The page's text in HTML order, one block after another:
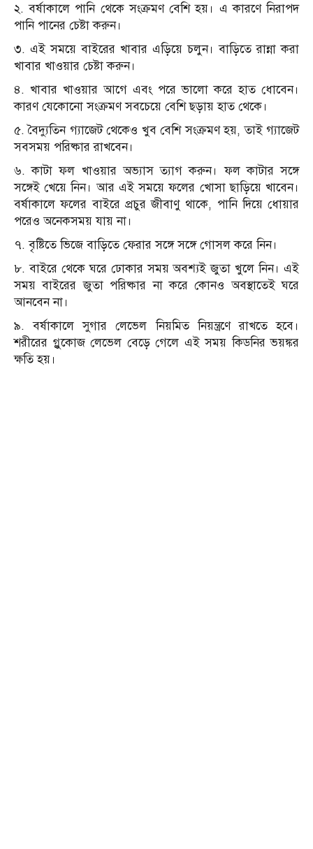
২. বর্ষাকালে পানি থেকে সংক্রমণ বেশি হয়। এ কারণে নিরাপদ
পানি পানের চেষ্টা করুন।
৩. এই সময়ে বাইরের খাবার এড়িয়ে চলুন। বাড়িতে রান্না করা
খাবার খাওয়ার চেষ্টা করুন।
৪. খাবার খাওয়ার আগে এবং পরে ভালো করে হাত ধোবেন।
কারণ যেকোনো সংক্রমণ সবচেয়ে বেশি ছড়ায় হাত থেকে।
৫. বৈদ্যুতিন গ্যাজেট থেকেও খুব বেশি সংক্রমণ হয়, তাই গ্যাজেট
সবসময় পরিষ্কার রাখবেন।
৬. কাটা ফল খাওয়ার অভ্যাস ত্যাগ করুন। ফল কাটার সঙ্গে
সঙ্গেই খেয়ে নিন। আর এই সময়ে ফলের খোসা ছাড়িয়ে খাবেন।
বর্ষাকালে ফলের বাইরে প্রচুর জীবাণু থাকে, পানি দিয়ে ধোয়ার
পরেও অনেকসময় যায় না।
৭. বৃষ্টিতে ভিজে বাড়িতে ফেরার সঙ্গে সঙ্গে গোসল করে নিন।
৮. বাইরে থেকে ঘরে ঢোকার সময় অবশ্যই জুতা খুলে নিন। এই
সময় বাইরের জুতা পরিষ্কার না করে কোনও অবস্থাতেই ঘরে
আনবেন না।
৯. বর্ষাকালে সুগার লেভেল নিয়মিত নিয়ন্ত্রণে রাখতে হবে।
শরীরের গ্লুকোজ লেভেল বেড়ে গেলে এই সময় কিডনির ভয়ঙ্কর
ক্ষতি হয়।